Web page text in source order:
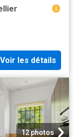
Voir les détails
12 photos